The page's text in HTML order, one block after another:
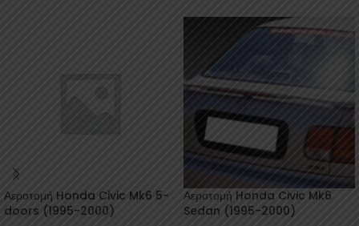
Αεροτομή Honda Civic Mk6 5-
doors (1995-2000)
Αεροτομή Honda Civic Mk6
Sedan (1995-2000)